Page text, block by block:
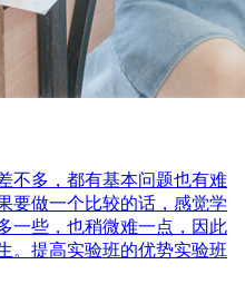
不多，都有基本问题也有难
要做一个比较的话，感觉学
一些，也稍微难一点，因此
。提高实验班的优势实验班